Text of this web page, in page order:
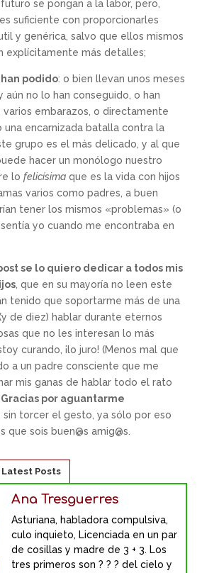
se pongan a la labor, pero,
suficiente con proporcionarles
y genérica, salvo que ellos mismos
explícitamente más detalles;
podido: o bien llevan unos meses
aún no lo han conseguido, o han
embarazos, o directamente
una encarnizada batalla contra la
grupo es el más delicado, y al que
hacer un monólogo nuestro
lo felicísimaque es la vida con hijos
varios como padres, a buen
tener los mismos «problemas» (o
yo cuando me encontraba en
se lo quiero dedicar a todos mis
, que en su mayoría no leen este
tenido que soportarme más de una
de diez) hablar durante eternos
que no les interesan lo más
curando, ¡lo juro! (Menos mal que
a un padre consciente que me
mis ganas de hablar todo el rato
Gracias por aguantarme
torcer el gesto, ya sólo por eso
que sois buen@s amig@s.
Latest Posts
Ana Tresguerres
Asturiana, habladora compulsiva,
culo inquieto, Licenciada en un par
de cosillas y madre de 3 + 3. Los
tres primeros son ? ? ? del cielo y